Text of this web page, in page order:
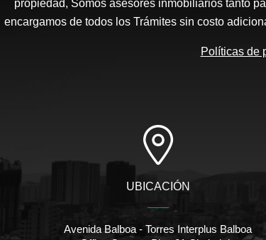
propiedad, Somos asesores inmobiliarios tanto
encargamos de todos los Trámites sin costo
Políticas de
UBICACIÓN
Avenida Balboa - Torres Interplus Balboa